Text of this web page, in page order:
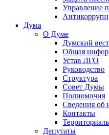
Управление
Дума
О Думе
Думский
Общая
Устав ЛГО
Руководство
Структура
Совет Думы
Полномочия
Сведения об
Контакты
Депутаты